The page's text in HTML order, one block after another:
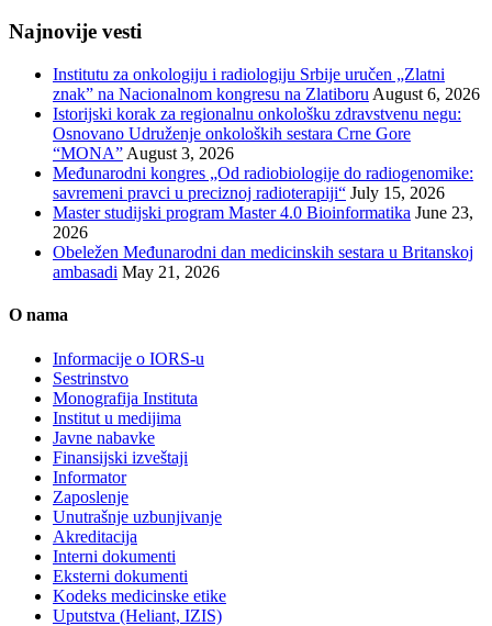
Najnovije vesti
Institutu za onkologiju i radiologiju Srbije uručen „Zlatni
znak” na Nacionalnom kongresu na Zlatiboru August 6, 2026
Istorijski korak za regionalnu onkološku zdravstvenu negu:
Osnovano Udruženje onkoloških sestara Crne Gore
“MONA” August 3, 2026
Međunarodni kongres „Od radiobiologije do radiogenomike:
savremeni pravci u preciznoj radioterapiji“ July 15, 2026
Master studijski program Master 4.0 Bioinformatika June 23,
2026
Obeležen Međunarodni dan medicinskih sestara u Britanskoj
ambasadi May 21, 2026
O nama
Informacije o IORS-u
Sestrinstvo
Monografija Instituta
Institut u medijima
Javne nabavke
Finansijski izveštaji
Informator
Zaposlenje
Unutrašnje uzbunjivanje
Akreditacija
Interni dokumenti
Eksterni dokumenti
Kodeks medicinske etike
Uputstva (Heliant, IZIS)